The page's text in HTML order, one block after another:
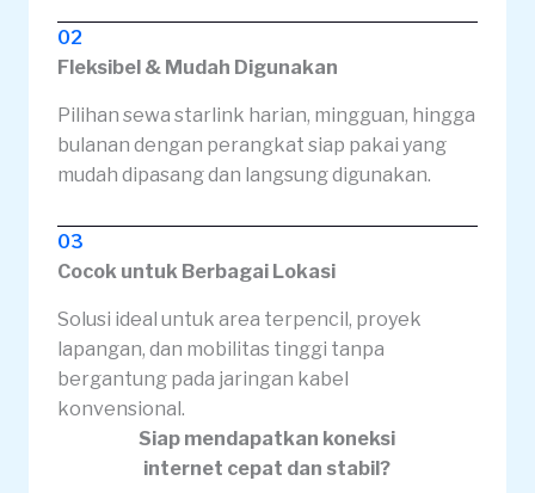
02
Fleksibel & Mudah Digunakan
Pilihan sewa starlink harian, mingguan, hingga
bulanan dengan perangkat siap pakai yang
mudah dipasang dan langsung digunakan.
03
Cocok untuk Berbagai Lokasi
Solusi ideal untuk area terpencil, proyek
lapangan, dan mobilitas tinggi tanpa
bergantung pada jaringan kabel
konvensional.
Siap mendapatkan koneksi
internet cepat dan stabil?